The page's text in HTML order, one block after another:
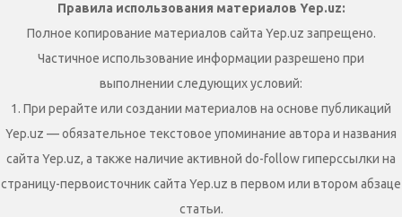
Правила использования материалов Yep.uz:
Полное копирование материалов сайта Yep.uz запрещено.
Частичное использование информации разрешено при
выполнении следующих условий:
1. При рерайте или создании материалов на основе публикаций
Yep.uz — обязательное текстовое упоминание автора и названия
сайта Yep.uz, а также наличие активной do-follow гиперссылки на
страницу-первоисточник сайта Yep.uz в первом или втором абзаце
статьи.